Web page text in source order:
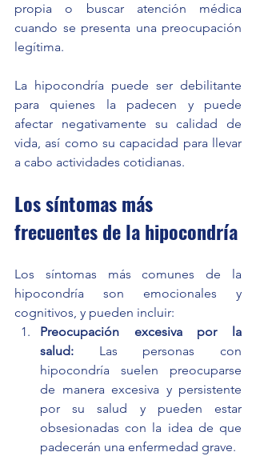
propia o buscar atención médica
cuando se presenta una preocupación
legítima.
La hipocondría puede ser debilitante
para quienes la padecen y puede
afectar negativamente su calidad de
vida, así como su capacidad para llevar
a cabo actividades cotidianas.
Los síntomas más
frecuentes de la hipocondría
Los síntomas más comunes de la
hipocondría son emocionales y
cognitivos, y pueden incluir:
Preocupación excesiva por la
salud: Las personas con
hipocondría suelen preocuparse
de manera excesiva y persistente
por su salud y pueden estar
obsesionadas con la idea de que
padecerán una enfermedad grave.